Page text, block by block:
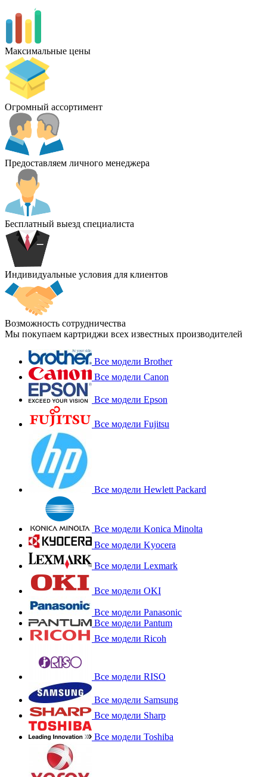
Максимальные цены
Огромный ассортимент
Предоставляем личного менеджера
Бесплатный выезд специалиста
Индивидуальные условия для клиентов
Возможность сотрудничества
Мы покупаем картриджи всех известных производителей
Все модели Brother
Все модели Canon
Все модели Epson
Все модели Fujitsu
Все модели Hewlett Packard
Все модели Konica Minolta
Все модели Kyocera
Все модели Lexmark
Все модели OKI
Все модели Panasonic
Все модели Pantum
Все модели Ricoh
Все модели RISO
Все модели Samsung
Все модели Sharp
Все модели Toshiba